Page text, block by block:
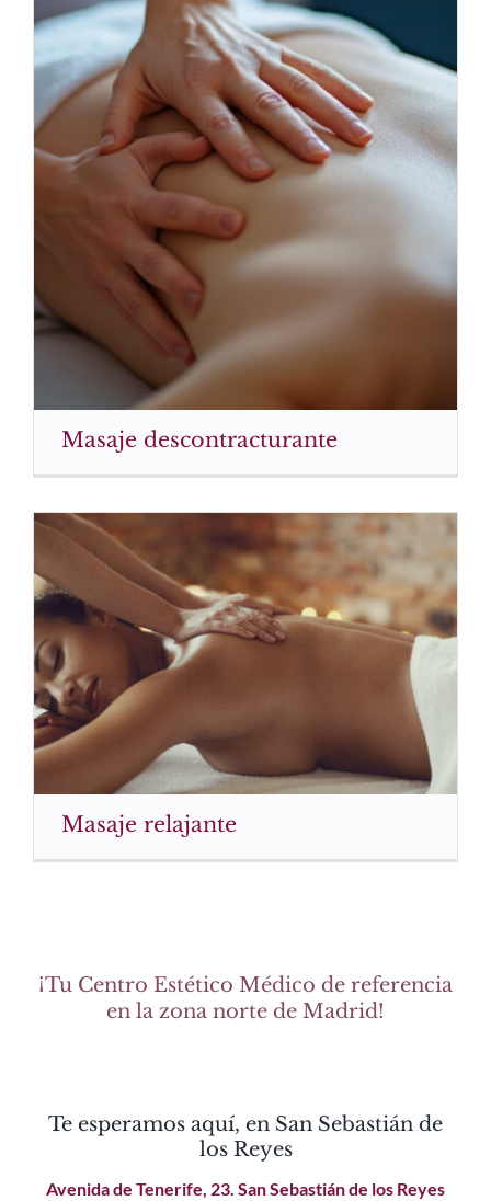
Masaje descontracturante
Masaje relajante
¡Tu Centro Estético Médico de referencia
en la zona norte de Madrid!
Te esperamos aquí, en San Sebastián de
los Reyes
Avenida de Tenerife, 23. San Sebastián de los Reyes